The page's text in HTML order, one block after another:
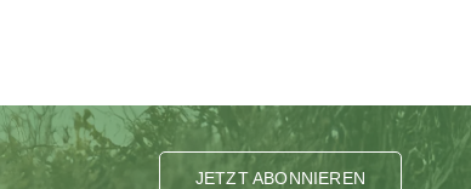
JETZT ABONNIEREN